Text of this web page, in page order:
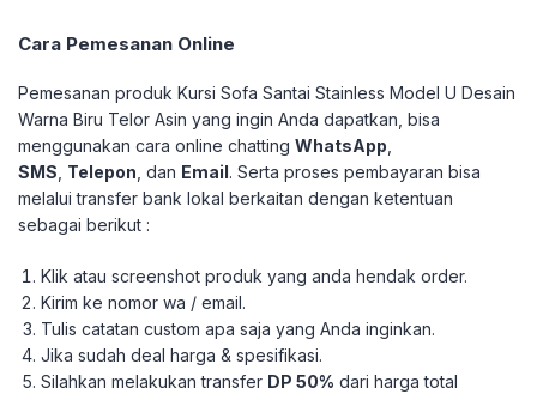
Cara Pemesanan Online
Pemesanan produk Kursi Sofa Santai Stainless Model U Desain
Warna Biru Telor Asin yang ingin Anda dapatkan, bisa
menggunakan cara online chatting WhatsApp
SMS Telepon , dan Email. Serta proses pembayaran bisa
melalui transfer bank lokal berkaitan dengan ketentuan
sebagai berikut :
Klik atau screenshot produk yang anda hendak order.
Kirim ke nomor wa / email.
Tulis catatan custom apa saja yang Anda inginkan.
Jika sudah deal harga & spesifikasi.
Silahkan melakukan transfer DP 50% dari harga total